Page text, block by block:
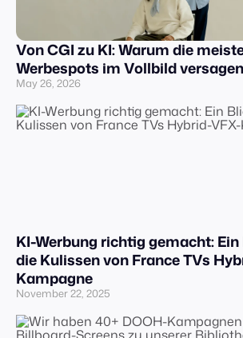
Von CGI zu KI: Warum die
Werbespots im Vollbild versagen
May 26, 2026
KI-Werbung richtig gemacht:
die Kulissen von France TVs
Kampagne
November 22, 2025